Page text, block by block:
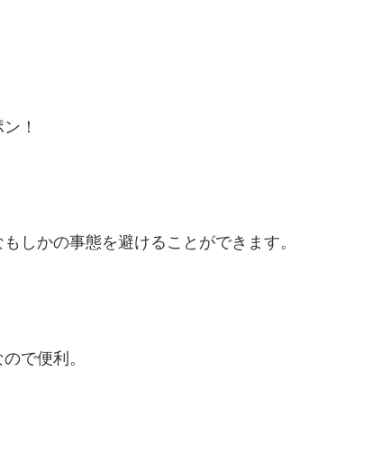
！
しかの事態を避けることができます。
で便利。